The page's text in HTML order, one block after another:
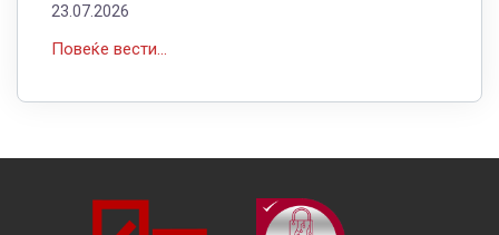
23.07.2026
Повеќе вести...